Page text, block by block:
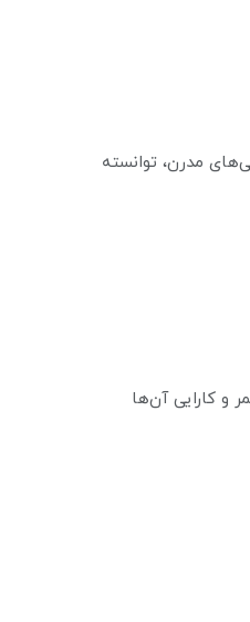
مدرن، توانسته
و کارایی آن‌ها